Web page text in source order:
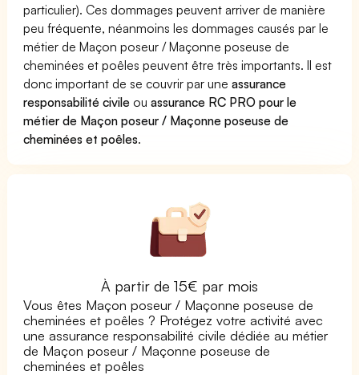
particulier). Ces dommages peuvent arriver de manière
peu fréquente, néanmoins les dommages causés par le
métier de Maçon poseur / Maçonne poseuse de
cheminées et poêles peuvent être très importants. Il est
donc important de se couvrir par uneassurance
responsabilité civile ouassurance RC PRO pour le
métier de Maçon poseur / Maçonne poseuse de
cheminées et poêles.
À partir de 15€ par mois
Vous êtes Maçon poseur / Maçonne poseuse de
cheminées et poêles ? Protégez votre activité avec
une assurance responsabilité civile dédiée au métier
de Maçon poseur / Maçonne poseuse de
cheminées et poêles